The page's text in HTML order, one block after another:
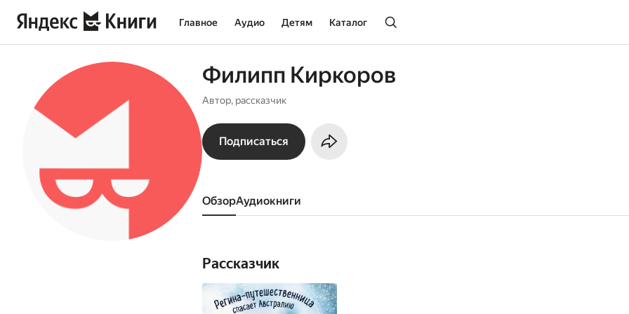
Главное Аудио Детям Каталог
Филипп Киркоров
Автор, рассказчик
Подписаться
Обзор аудиокниги
Рассказчик